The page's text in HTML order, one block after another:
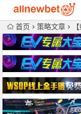
首页 策略文章